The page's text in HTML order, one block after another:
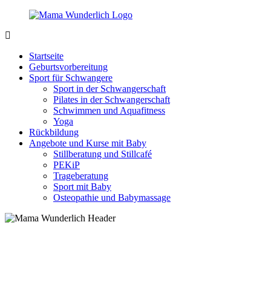
Zurück
Inhalt
sein
wunderbar!
Startseite
Geburtsvorbereitung
Sport für Schwangere
Sport in der Schwangerschaft
Pilates in der Schwangerschaft
Schwimmen und Aquafitness
Yoga
Rückbildung
Angebote und Kurse mit Baby
Stillberatung und Stillcafé
PEKiP
Trageberatung
Sport mit Baby
Osteopathie und Babymassage